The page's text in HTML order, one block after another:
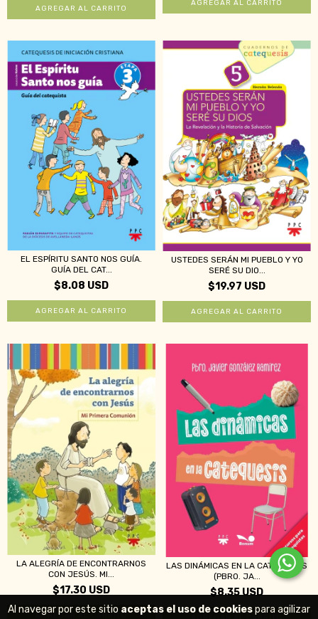
Al navegar por este sitio aceptas el uso de cookiespara agilizar
EL ESPÍRITU SANTO NOS GUÍA.
GUÍA DEL CAT...
$8.08 USD
USTEDES SERÁN MI PUEBLO Y YO
SERÉ SU DIO...
$19.97 USD
LA ALEGRÍA DE ENCONTRARNOS
CON JESÚS. MI...
$17.30 USD
LAS DINÁMICAS EN LA CATEQUESIS
(PBRO. JA...
$8.35 USD